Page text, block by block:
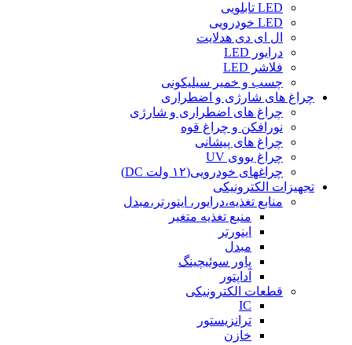
LED تابلویی
LED خودرویی
ال ای دی هدلایت
درایور LED
فلاشر LED
چسب و خمیر سیلیکونی
چراغ های شارژی و اضطراری
چراغ های اضطراری و شارژی
نورافکن و چراغ قوه
چراغ های پیشانی
چراغ یووی UV
چراغهای خودرویی(۱۲ ولت DC)
تجهیزات الکترونیکی
منابع تغذیه،درایور، اینورتر،مبدل
منبع تغذیه متغیر
اینورتر
مبدل
پاور سوئیچینگ
آداپتور
قطعات الکترونیکی
IC
ترانزیستور
خازن